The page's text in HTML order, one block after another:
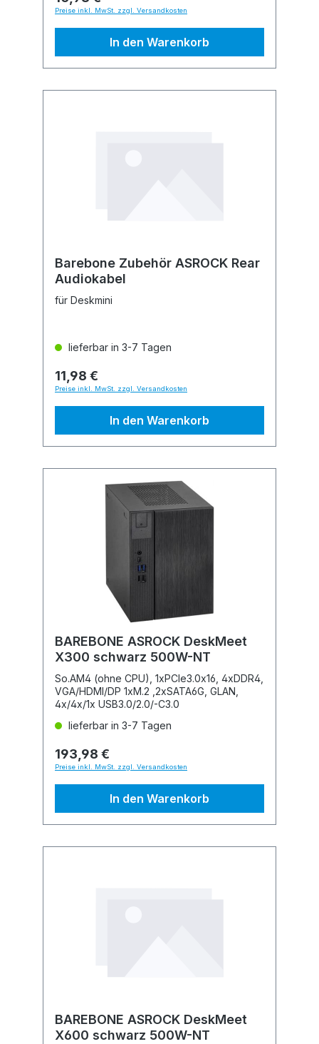
Preise inkl. MwSt. zzgl. Versandkosten
In den Warenkorb
Barebone Zubehör ASROCK Rear
Audiokabel
für Deskmini
lieferbar in 3-7 Tagen
11,98 €
Preise inkl. MwSt. zzgl. Versandkosten
In den Warenkorb
BAREBONE ASROCK DeskMeet
X300 schwarz 500W-NT
So.AM4 (ohne CPU), 1xPCIe3.0x16, 4xDDR4,
VGA/HDMI/DP 1xM.2 ,2xSATA6G, GLAN,
4x/4x/1x USB3.0/2.0/-C3.0
lieferbar in 3-7 Tagen
193,98 €
Preise inkl. MwSt. zzgl. Versandkosten
In den Warenkorb
BAREBONE ASROCK DeskMeet
X600 schwarz 500W-NT